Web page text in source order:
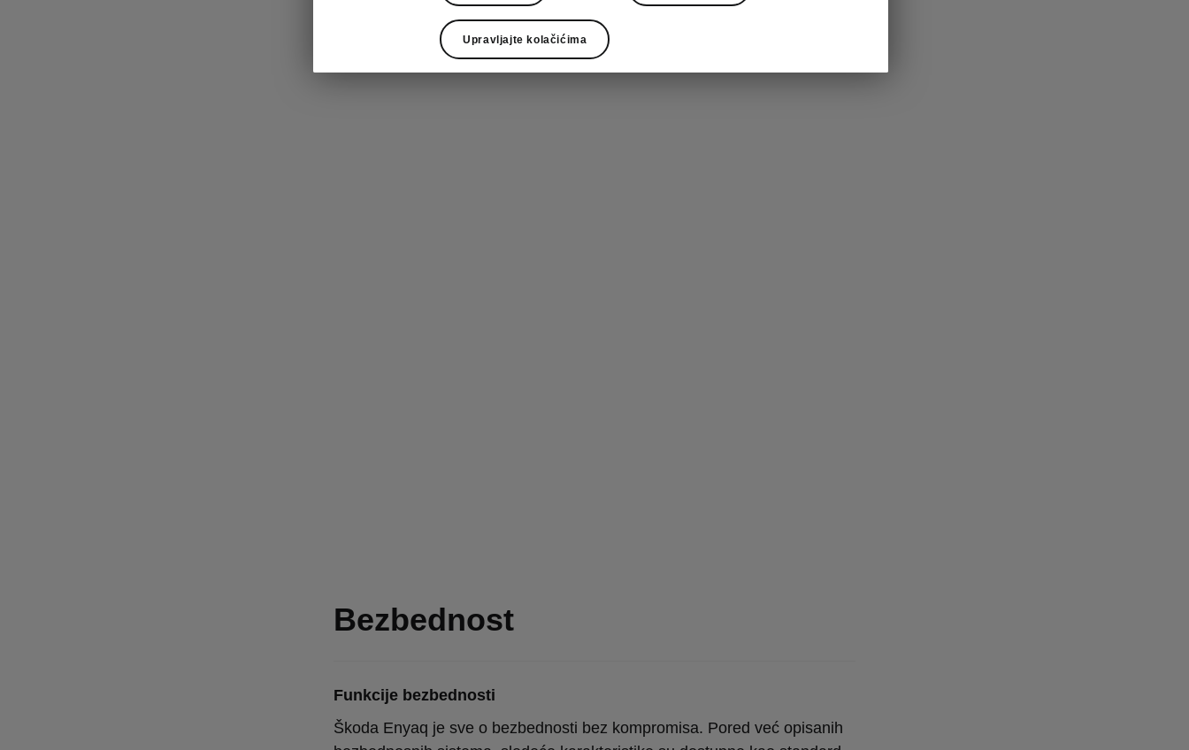
Bezbednost
Funkcije bezbednosti
Škoda Enyaq je sve o bezbednosti bez kompromisa. Pored već opisanih
Upravljajte kolačićima